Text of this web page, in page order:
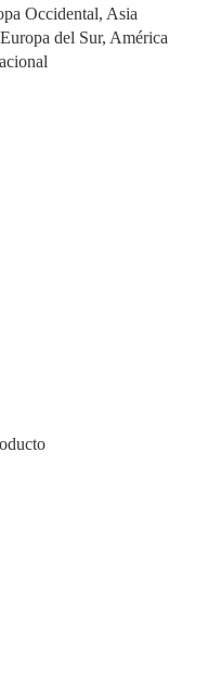
Occidental, Asia
del Sur, América